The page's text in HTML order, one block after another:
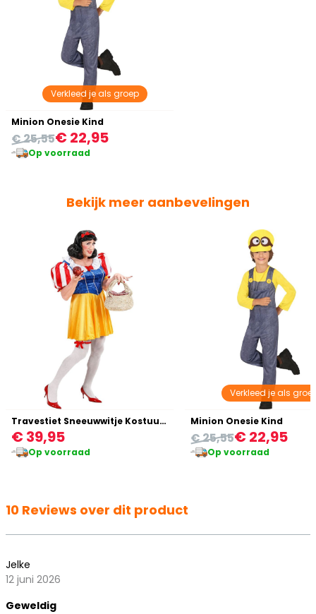
Verkleed je als groep
Minion Onesie Kind
€ 22,95
€ 25,55
Op voorraad
Bekijk meer aanbevelingen
Travestiet Sneeuwwitje Kostuum
€ 39,95
Op voorraad
Verkleed je als
Minion Onesie Kind
€ 22,95
€ 25,55
Op voorraad
10 Reviews over dit product
Jelke
12 juni 2026
Geweldig